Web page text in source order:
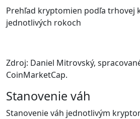
Prehľad kryptomien podľa trhovej
jednotlivých rokoch
Zdroj: Daniel Mitrovský,
CoinMarketCap.
Stanovenie váh
Stanovenie váh jednotlivým